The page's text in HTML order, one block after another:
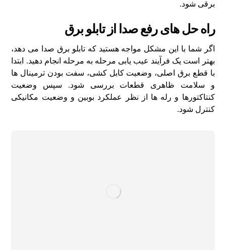
برقی شود.
راه‌ حل‌ های رفع صدا از تابلو برق
اگر شما با این مشکل مواجه هستید که تابلو برق صدا می‌ دهد،
بهتر است یک فرآیند عیب‌ یابی مرحله‌ به‌ مرحله انجام دهید. ابتدا
با قطع برق اصلی، وضعیت کابل‌ کشی، سفت‌ بودن ترمینال‌ ها
و سلامت ظاهری قطعات بررسی شود. سپس وضعیت
کنتاکتورها و رله‌ ها از نظر عملکرد بوبین و وضعیت مکانیکی
کنترل شود.